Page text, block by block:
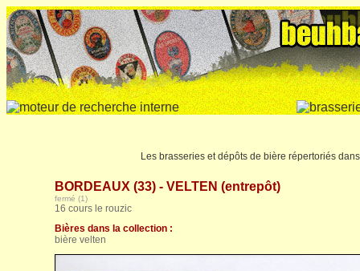
Les brasseries et dépôts de bière répertoriés
BORDEAUX (33) - VELTEN (entrepôt)
fermé (1)
16 cours le rouzic
Bières dans la collection :
bière velten